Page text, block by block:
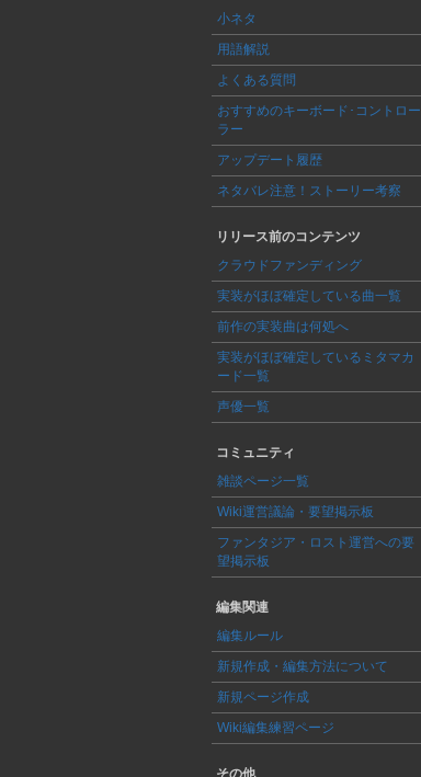
小ネタ
用語解説
よくある質問
おすすめのキーボード･コントロー
ラー
アップデート履歴
ネタバレ注意！ストーリー考察
リリース前のコンテンツ
クラウドファンディング
実装がほぼ確定している曲一覧
前作の実装曲は何処へ
実装がほぼ確定しているミタマカ
ード一覧
声優一覧
コミュニティ
雑談ページ一覧
Wiki運営議論・要望掲示板
ファンタジア・ロスト運営への要
望掲示板
編集関連
編集ルール
新規作成・編集方法について
新規ページ作成
Wiki編集練習ページ
その他